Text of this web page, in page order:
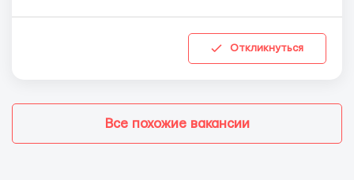
Откликнуться
Все похожие вакансии